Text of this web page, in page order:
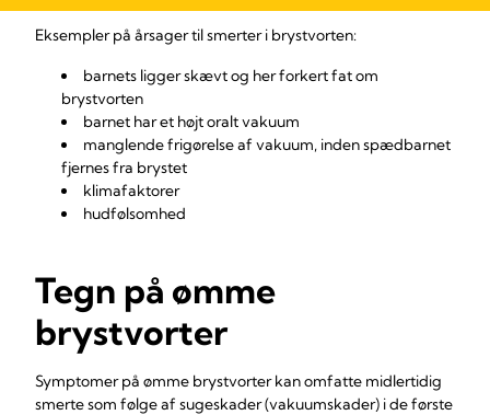
Eksempler på årsager til smerter i brystvorten:
barnets ligger skævt og her forkert fat om
brystvorten
barnet har et højt oralt vakuum
manglende frigørelse af vakuum, inden spædbarnet
fjernes fra brystet
klimafaktorer
hudfølsomhed
Tegn på ømme
brystvorter
Symptomer på ømme brystvorter kan omfatte midlertidig
smerte som følge af sugeskader (vakuumskader) i de første